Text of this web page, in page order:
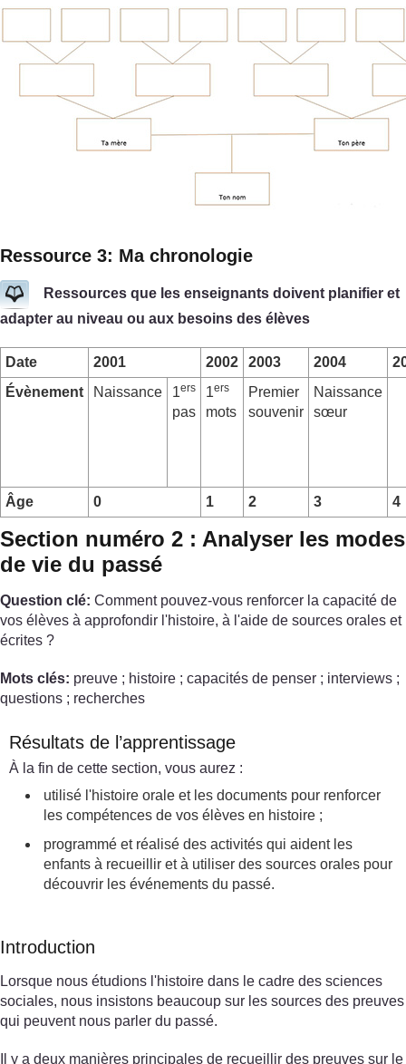
Ressource 3: Ma chronologie
Ressources que les enseignants doivent planifier et
adapter au niveau ou aux besoins des élèves
Date 2001 2002 2003 2004
Évènement
Naissance 1ers
pas
1ers
mots
Premier
souvenir
Naissance
sœur
Âge 0 1 2 3 4
Section numéro 2 : Analyser les modes
de vie du passé
Question clé: Comment pouvez-vous renforcer la capacité de
vos élèves à approfondir l'histoire, à l'aide de sources orales et
écrites ?
Mots clés: preuve ; histoire ; capacités de penser ; interviews ;
questions ; recherches
Résultats de l’apprentissage
À la fin de cette section, vous aurez :
utilisé l'histoire orale et les documents pour renforcer
les compétences de vos élèves en histoire ;
programmé et réalisé des activités qui aident les
enfants à recueillir et à utiliser des sources orales pour
découvrir les événements du passé.
Introduction
Lorsque nous étudions l'histoire dans le cadre des sciences
sociales, nous insistons beaucoup sur les sources des preuves
qui peuvent nous parler du passé.
Il y a deux manières principales de recueillir des preuves sur le